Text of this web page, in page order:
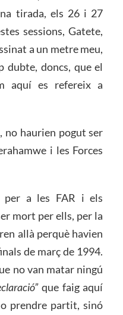
tirada, els 26 i 27
sessions, Gatete,
a un metre meu,
dubte, doncs, que el
aquí es refereix a
no haurien pogut ser
i les Forces
per a les FAR i els
mort per ells, per la
allà perquè havien
de març de 1994.
no van matar ningú
que faig aquí
prendre partit, sinó